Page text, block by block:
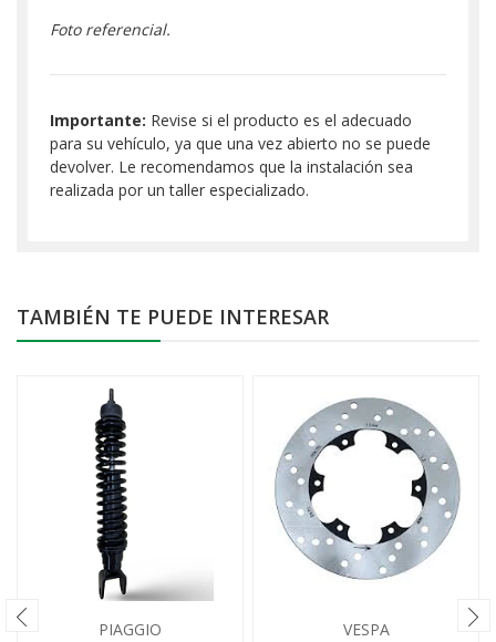
Foto referencial.
Importante: Revise si el producto es el adecuado
para su vehículo, ya que una vez abierto no se puede
devolver. Le recomendamos que la instalación sea
realizada por un taller especializado.
TAMBIÉN TE PUEDE INTERESAR
PIAGGIO VESPA